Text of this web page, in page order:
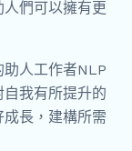
們可以擁有更
人工作者NLP
我有所提升的
長，建構所需